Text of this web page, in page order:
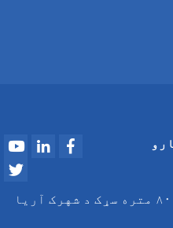
YoutubeLinkedInFacebook
د میدان هوایی ۸۰ متره سړک د شهرک آریا